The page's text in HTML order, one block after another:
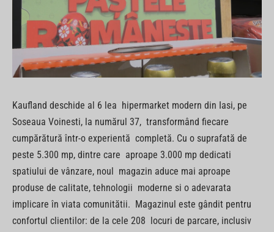
Kaufland deschide al 6 lea hipermarket modern din Iasi, pe
Soseaua Voinesti, la numărul 37, transformând fiecare
cumpărătură într-o experientă completă. Cu o suprafată de
peste 5.300 mp, dintre care aproape 3.000 mp dedicati
spatiului de vânzare, noul magazin aduce mai aproape
produse de calitate, tehnologii moderne si o adevarata
implicare în viata comunitătii. Magazinul este gândit pentru
confortul clientilor: de la cele 208 locuri de parcare, inclusiv